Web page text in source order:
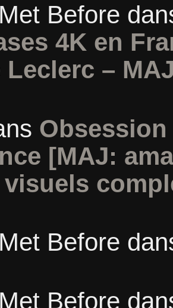
Before
4K en
Leclerc –
[MAJ:
visuels
Before
Before